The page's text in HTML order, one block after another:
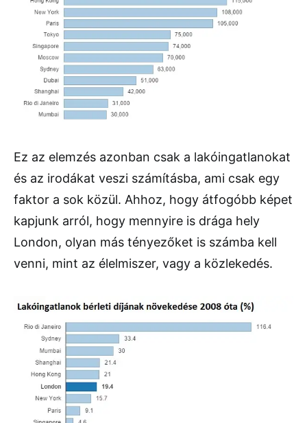
Ez az elemzés azonban csak a lakóingatlanokat
és az irodákat veszi számításba, ami csak egy
faktor a sok közül. Ahhoz, hogy átfogóbb képet
kapjunk arról, hogy mennyire is drága hely
London, olyan más tényezőket is számba kell
venni, mint az élelmiszer, vagy a közlekedés.